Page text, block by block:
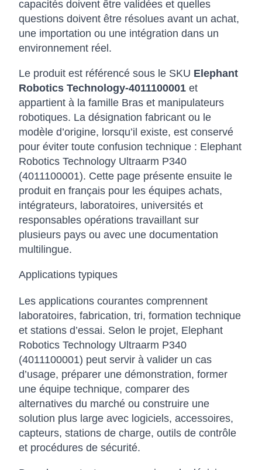
capacités doivent être validées et quelles
questions doivent être résolues avant un achat,
une importation ou une intégration dans un
environnement réel.
Le produit est référencé sous le SKU Elephant
Robotics Technology-4011100001 et
appartient à la famille Bras et manipulateurs
robotiques. La désignation fabricant ou le
modèle d’origine, lorsqu’il existe, est conservé
pour éviter toute confusion technique : Elephant
Robotics Technology Ultraarm P340
(4011100001). Cette page présente ensuite le
produit en français pour les équipes achats,
intégrateurs, laboratoires, universités et
responsables opérations travaillant sur
plusieurs pays ou avec une documentation
multilingue.
Applications typiques
Les applications courantes comprennent
laboratoires, fabrication, tri, formation technique
et stations d’essai. Selon le projet, Elephant
Robotics Technology Ultraarm P340
(4011100001) peut servir à valider un cas
d’usage, préparer une démonstration, former
une équipe technique, comparer des
alternatives du marché ou construire une
solution plus large avec logiciels, accessoires,
capteurs, stations de charge, outils de contrôle
et procédures de sécurité.